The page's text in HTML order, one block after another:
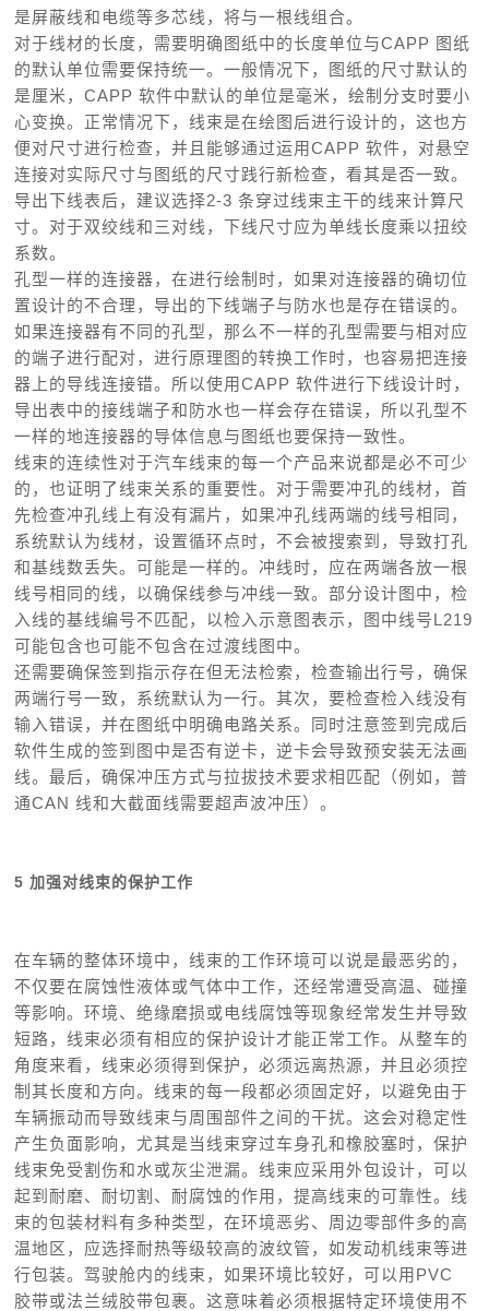
是屏蔽线和电缆等多芯线，将与一根线组合。
对于线材的长度，需要明确图纸中的长度单位与CAPP 图纸
的默认单位需要保持统一。一般情况下，图纸的尺寸默认的
是厘米，CAPP 软件中默认的单位是毫米，绘制分支时要小
心变换。正常情况下，线束是在绘图后进行设计的，这也方
便对尺寸进行检查，并且能够通过运用CAPP 软件，对悬空
连接对实际尺寸与图纸的尺寸践行新检查，看其是否一致。
导出下线表后，建议选择2-3 条穿过线束主干的线来计算尺
寸。对于双绞线和三对线，下线尺寸应为单线长度乘以扭绞
系数。
孔型一样的连接器，在进行绘制时，如果对连接器的确切位
置设计的不合理，导出的下线端子与防水也是存在错误的。
如果连接器有不同的孔型，那么不一样的孔型需要与相对应
的端子进行配对，进行原理图的转换工作时，也容易把连接
器上的导线连接错。所以使用CAPP 软件进行下线设计时，
导出表中的接线端子和防水也一样会存在错误，所以孔型不
一样的地连接器的导体信息与图纸也要保持一致性。
线束的连续性对于汽车线束的每一个产品来说都是必不可少
的，也证明了线束关系的重要性。对于需要冲孔的线材，首
先检查冲孔线上有没有漏片，如果冲孔线两端的线号相同，
系统默认为线材，设置循环点时，不会被搜索到，导致打孔
和基线数丢失。可能是一样的。冲线时，应在两端各放一根
线号相同的线，以确保线参与冲线一致。部分设计图中，检
入线的基线编号不匹配，以检入示意图表示，图中线号L219
可能包含也可能不包含在过渡线图中。
还需要确保签到指示存在但无法检索，检查输出行号，确保
两端行号一致，系统默认为一行。其次，要检查检入线没有
输入错误，并在图纸中明确电路关系。同时注意签到完成后
软件生成的签到图中是否有逆卡，逆卡会导致预安装无法画
线。最后，确保冲压方式与拉拔技术要求相匹配（例如，普
通CAN 线和大截面线需要超声波冲压）。
5 加强对线束的保护工作
在车辆的整体环境中，线束的工作环境可以说是最恶劣的，
不仅要在腐蚀性液体或气体中工作，还经常遭受高温、碰撞
等影响。环境、绝缘磨损或电线腐蚀等现象经常发生并导致
短路，线束必须有相应的保护设计才能正常工作。从整车的
角度来看，线束必须得到保护，必须远离热源，并且必须控
制其长度和方向。线束的每一段都必须固定好，以避免由于
车辆振动而导致线束与周围部件之间的干扰。这会对稳定性
产生负面影响，尤其是当线束穿过车身孔和橡胶塞时，保护
线束免受割伤和水或灰尘泄漏。线束应采用外包设计，可以
起到耐磨、耐切割、耐腐蚀的作用，提高线束的可靠性。线
束的包装材料有多种类型，在环境恶劣、周边零部件多的高
温地区，应选择耐热等级较高的波纹管，如发动机线束等进
行包装。驾驶舱内的线束，如果环境比较好，可以用PVC
胶带或法兰绒胶带包裹。这意味着必须根据特定环境使用不